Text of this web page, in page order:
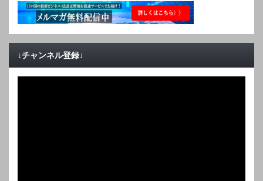
↓チャンネル登録↓